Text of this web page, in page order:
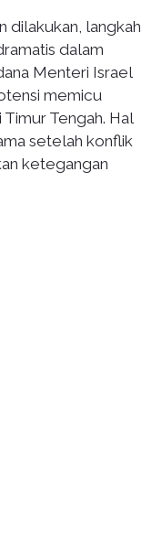
dilakukan, langkah
dalam
Menteri Israel
memicu
Tengah. Hal
setelah konflik
ketegangan